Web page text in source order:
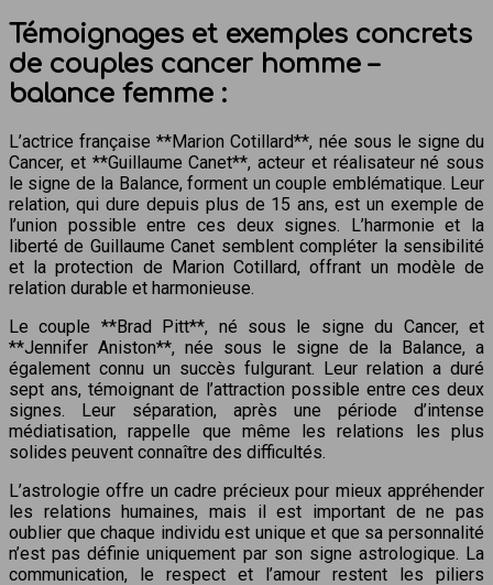
Témoignages et exemples concrets
de couples cancer homme –
balance femme :
L’actrice française **Marion Cotillard**, née sous le signe du
Cancer, et **Guillaume Canet**, acteur et réalisateur né sous
le signe de la Balance, forment un couple emblématique. Leur
relation, qui dure depuis plus de 15 ans, est un exemple de
l’union possible entre ces deux signes. L’harmonie et la
liberté de Guillaume Canet semblent compléter la sensibilité
et la protection de Marion Cotillard, offrant un modèle de
relation durable et harmonieuse.
Le couple **Brad Pitt**, né sous le signe du Cancer, et
**Jennifer Aniston**, née sous le signe de la Balance, a
également connu un succès fulgurant. Leur relation a duré
sept ans, témoignant de l’attraction possible entre ces deux
signes. Leur séparation, après une période d’intense
médiatisation, rappelle que même les relations les plus
solides peuvent connaître des difficultés.
L’astrologie offre un cadre précieux pour mieux appréhender
les relations humaines, mais il est important de ne pas
oublier que chaque individu est unique et que sa personnalité
n’est pas définie uniquement par son signe astrologique. La
communication, le respect et l’amour restent les piliers